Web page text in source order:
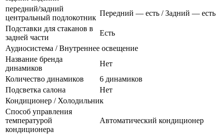
передний/задний
центральный подлокотник
Передний — есть / Задний — есть
Подставки для стаканов в
задней части
Есть
Аудиосистема / Внутреннее освещение
Название бренда
динамиков
Нет
Количество динамиков
6 динамиков
Подсветка салона
Нет
Кондиционер / Холодильник
Способ управления
температурой
кондиционера
Автоматический кондиционер